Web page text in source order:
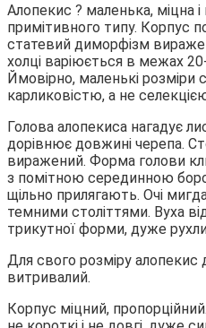
Алопекис ? маленька, міцна
примітивного типу. Корпус
статевий диморфізм
холці варіюється в межах
Ймовірно, маленькі розміри
карликовістю, а не
Голова алопекиса нагадує
дорівнює довжині черепа.
виражений. Форма голови
з помітною серединною
щільно прилягають. Очі
темними століттями. Вуха
трикутної форми, дуже
Для свого розміру алопекис
витривалий.
Корпус міцний,